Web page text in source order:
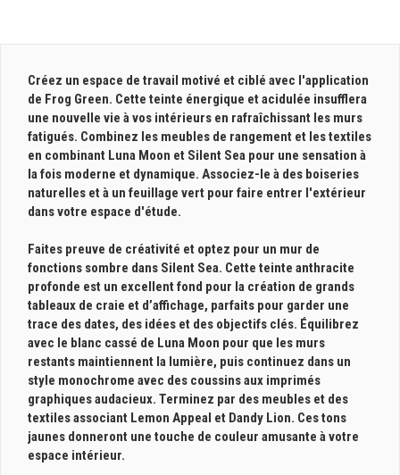
Créez un espace de travail motivé et ciblé avec l'application
de Frog Green. Cette teinte énergique et acidulée insufflera
une nouvelle vie à vos intérieurs en rafraîchissant les murs
fatigués. Combinez les meubles de rangement et les textiles
en combinant Luna Moon et Silent Sea pour une sensation à
la fois moderne et dynamique. Associez-le à des boiseries
naturelles et à un feuillage vert pour faire entrer l'extérieur
dans votre espace d'étude.
Faites preuve de créativité et optez pour un mur de
fonctions sombre dans Silent Sea. Cette teinte anthracite
profonde est un excellent fond pour la création de grands
tableaux de craie et d’affichage, parfaits pour garder une
trace des dates, des idées et des objectifs clés. Équilibrez
avec le blanc cassé de Luna Moon pour que les murs
restants maintiennent la lumière, puis continuez dans un
style monochrome avec des coussins aux imprimés
graphiques audacieux. Terminez par des meubles et des
textiles associant Lemon Appeal et Dandy Lion. Ces tons
jaunes donneront une touche de couleur amusante à votre
espace intérieur.